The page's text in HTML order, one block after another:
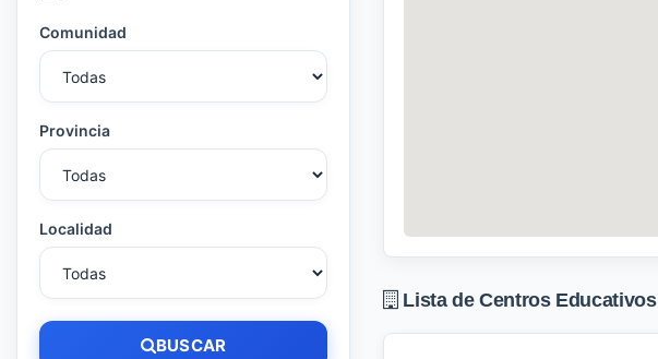
Comunidad
Provincia
Localidad
BUSCAR
Lista de Centros Educativos